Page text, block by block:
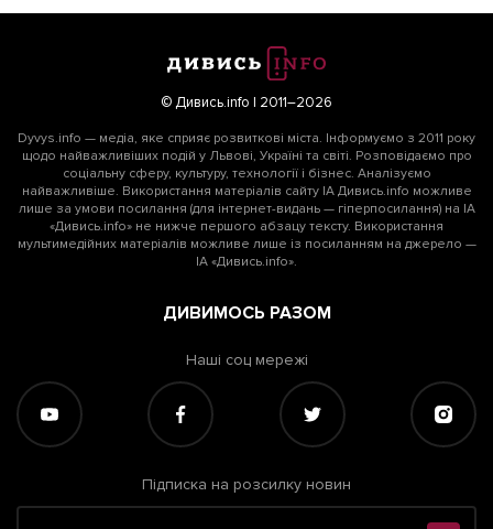
© Дивись.info | 2011–2026
Dyvys.info — медіа, яке сприяє розвиткові міста. Інформуємо з 2011 року
щодо найважливіших подій у Львові, Україні та світі. Розповідаємо про
соціальну сферу, культуру, технології і бізнес. Аналізуємо
найважливіше. Використання матеріалів сайту ІА Дивись.info можливе
лише за умови посилання (для інтернет-видань — гіперпосилання) на ІА
«Дивись.info» не нижче першого абзацу тексту. Використання
мультимедійних матеріалів можливе лише із посиланням на джерело —
ІА «Дивись.info».
ДИВИМОСЬ РАЗОМ
Наші соц мережі
Підписка на розсилку новин